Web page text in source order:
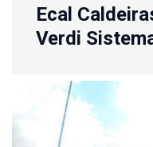
Ecal
Verdi